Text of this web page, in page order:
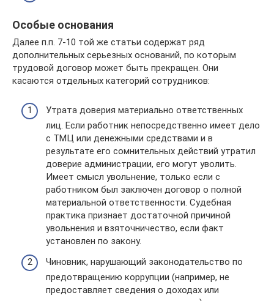
Особые основания
Далее п.п. 7-10 той же статьи содержат ряд
дополнительных серьезных оснований, по которым
трудовой договор может быть прекращен. Они
касаются отдельных категорий сотрудников:
Утрата доверия материально ответственных
лиц. Если работник непосредственно имеет дело
с ТМЦ или денежными средствами и в
результате его сомнительных действий утратил
доверие администрации, его могут уволить.
Имеет смысл увольнение, только если с
работником был заключен договор о полной
материальной ответственности. Судебная
практика признает достаточной причиной
увольнения и взяточничество, если факт
установлен по закону.
Чиновник, нарушающий законодательство по
предотвращению коррупции (например, не
предоставляет сведения о доходах или